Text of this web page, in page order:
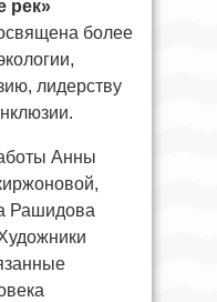
рек»
более
лидерству
Анны
Рашидова